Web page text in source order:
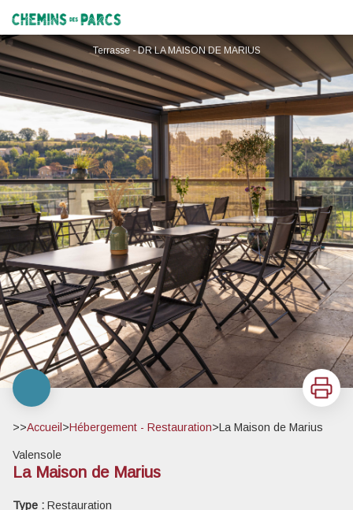
Chemins des Parcs
Terrasse - DR LA MAISON DE MARIUS
Imprimer
>>Accueil >Hébergement - Restauration>La Maison de Marius
Valensole
La Maison de Marius
Type : Restauration